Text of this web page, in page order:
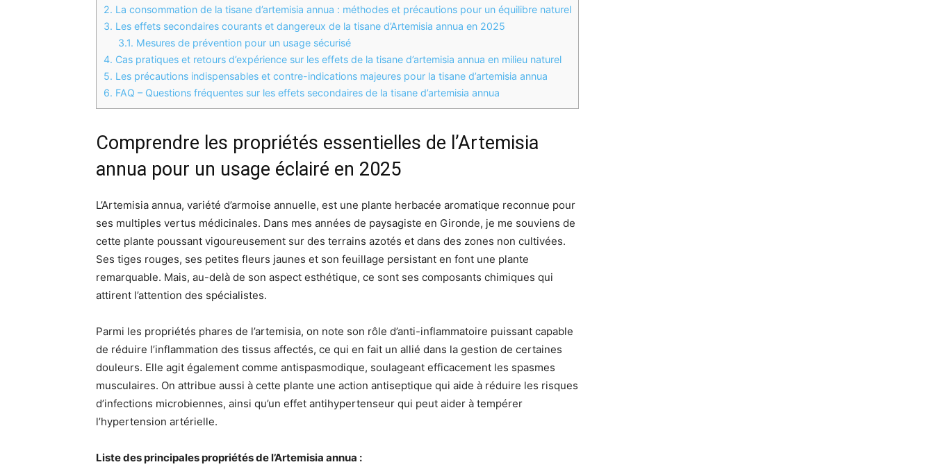
2. La consommation de la tisane d’artemisia annua : méthodes et précautions pour un équilibre naturel
3. Les effets secondaires courants et dangereux de la tisane d’Artemisia annua en 2025
3.1. Mesures de prévention pour un usage sécurisé
4. Cas pratiques et retours d’expérience sur les effets de la tisane d’artemisia annua en milieu naturel
5. Les précautions indispensables et contre-indications majeures pour la tisane d’artemisia annua
6. FAQ – Questions fréquentes sur les effets secondaires de la tisane d’artemisia annua
Comprendre les propriétés essentielles de l’Artemisia
annua pour un usage éclairé en 2025
L’Artemisia annua, variété d’armoise annuelle, est une plante herbacée aromatique reconnue pour
ses multiples vertus médicinales. Dans mes années de paysagiste en Gironde, je me souviens de
cette plante poussant vigoureusement sur des terrains azotés et dans des zones non cultivées.
Ses tiges rouges, ses petites fleurs jaunes et son feuillage persistant en font une plante
remarquable. Mais, au-delà de son aspect esthétique, ce sont ses composants chimiques qui
attirent l’attention des spécialistes.
Parmi les propriétés phares de l’artemisia, on note son rôle d’anti-inflammatoire puissant capable
de réduire l’inflammation des tissus affectés, ce qui en fait un allié dans la gestion de certaines
douleurs. Elle agit également comme antispasmodique, soulageant efficacement les spasmes
musculaires. On attribue aussi à cette plante une action antiseptique qui aide à réduire les risques
d’infections microbiennes, ainsi qu’un effet antihypertenseur qui peut aider à tempérer
l’hypertension artérielle.
Liste des principales propriétés de l’Artemisia annua :